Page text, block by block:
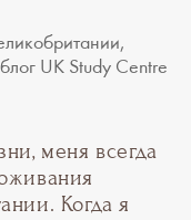
меня всегда
Когда я